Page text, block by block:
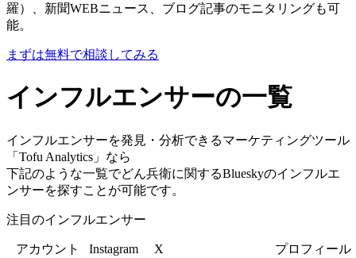
羅）、新聞WEBニュース、ブログ記事のモニタリングも可
能。
まずは無料で相談してみる
インフルエンサーの一覧
インフルエンサーを発見・分析できるマーケティングツール
「Tofu Analytics」なら
下記のような一覧でどん兵衛に関するBlueskyのインフルエ
ンサーを探すことが可能です。
注目のインフルエンサー
アカウント Instagram X プロフィール